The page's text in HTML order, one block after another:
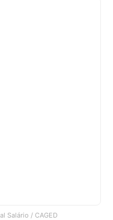
Salário / CAGED